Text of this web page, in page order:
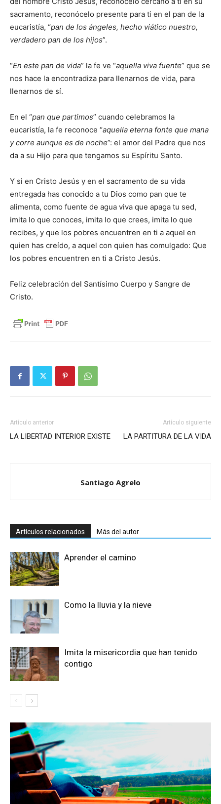
sacramento, reconócelo presente para ti en el pan de la
eucaristía, “pan de los ángeles, hecho viático nuestro,
verdadero pan de los hijos”.
“En este pan de vida” la fe ve “aquella viva fuente” que se
nos hace la encontradiza para llenarnos de vida, para
llenarnos de sí.
En el “pan que partimos” cuando celebramos la
eucaristía, la fe reconoce “aquella eterna fonte que mana
y corre aunque es de noche”: el amor del Padre que nos
da a su Hijo para que tengamos su Espíritu Santo.
Y si en Cristo Jesús y en el sacramento de su vida
entregada has conocido a tu Dios como pan que te
alimenta, como fuente de agua viva que apaga tu sed,
imita lo que conoces, imita lo que crees, imita lo que
recibes, y que los pobres encuentren en ti a aquel en
quien has creído, a aquel con quien has comulgado: Que
los pobres encuentren en ti a Cristo Jesús.
Feliz celebración del Santísimo Cuerpo y Sangre de
Cristo.
Artículo anterior
LA LIBERTAD INTERIOR EXISTE
Artículo siguiente
LA PARTITURA DE LA VIDA
Santiago Agrelo
Artículos relacionados Más del autor
Aprender el camino
Como la lluvia y la nieve
Imita la misericordia que han tenido
contigo